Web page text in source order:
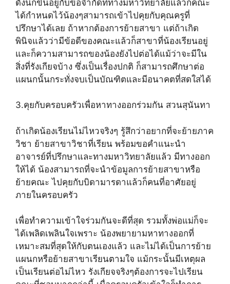
ดังนี้ก็ขึ้นอยู่กับข้อจำกัดที่ทางมหาวิทยาลัยแล้วก็คณะ
ได้กำหนดไว้น้องๆสามารถเข้าไปคุยกับคุณครูที่
ปรึกษาได้เลย ถ้าหากต้องการย้ายสาขา แต่ถ้าเกิด
พินิจแล้วว่ามีข้อดีของคณะแล้วก็สาขาที่น้องเรียนอยู่
และก็ความสามารถของน้องยังไปต่อได้แม้ว่าจะมีใน
สิ่งที่รังเกียจบ้าง ซึ่งเป็นเรื่องปกติ ก็สามารถศึกษาต่อ
แผนกนั้นกระทั่งจบเป็นบัณฑิตและมีอนาคตที่สดใสได้
3.คุยกับครอบครัวเพื่อหาทางออกร่วมกัน สวนสุนันทา
ถ้าเกิดน้องเรียนไม่ไหวจริงๆ รู้สึกว่าอยากที่จะย้ายภาค
วิชา ย้ายสาขาวิชาที่เรียน พร้อมขอคำแนะนำ
อาจารย์ที่ปรึกษาและทางมหาวิทยาลัยแล้ว มีทางออก
ให้ได้ น้องสามารถที่จะนำข้อมูลการย้ายสาขาหรือ
ย้ายคณะ ไปคุยกับบิดามารดาแล้วก็คนที่อาศัยอยู่
ภายในครอบครัว
เพื่อทำความเข้าใจร่วมกันจะดีที่สุด รวมทั้งพ่อแม่ก็จะ
ได้เพลิดเพลินใจเพราะ น้องพยายามหาทางออกที่
เหมาะสมที่สุดให้กับตนเองแล้ว และไม่ได้เป็นการย้าย
แผนกหรือย้ายสาขาเรียนตามใจ แม้กระนั้นมีเหตุผล
เป็นเรียนต่อไม่ไหว รังเกียจจริงๆต้องการจะไปเรียน